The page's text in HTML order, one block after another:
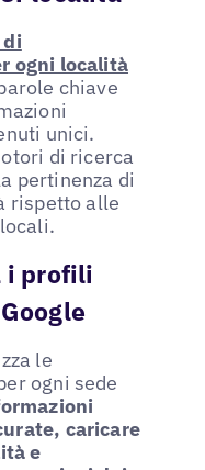
di
ogni località
chiave
unici.
di ricerca
pertinenza di
rispetto alle
i profili
le
ogni sede
caricare
e